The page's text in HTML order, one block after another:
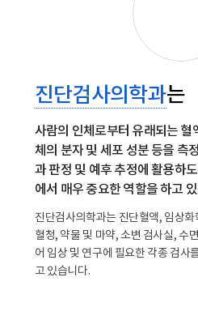
진단검사의학과는
사람의 인체로부터 유래되는 혈
체의 분자 및 세포 성분 등을 측
과 판정 및 예후 추정에 활용하
에서 매우 중요한 역할을 하고
진단검사의학과는 진단혈액, 임상
혈청, 약물 및 마약, 소변 검사실, 수
어 임상 및 연구에 필요한 각종 검사
고 있습니다.